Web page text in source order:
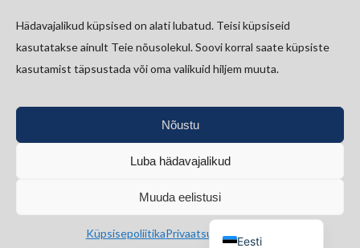
Hädavajalikud küpsised on alati lubatud. Teisi küpsiseid
kasutatakse ainult Teie nõusolekul. Soovi korral saate küpsiste
kasutamist täpsustada või oma valikuid hiljem muuta.
Nõustu
Luba hädavajalikud
Muuda eelistusi
KüpsisepoliitikaPrivaatsustingimused
Kontakt
Eesti
English (UK)